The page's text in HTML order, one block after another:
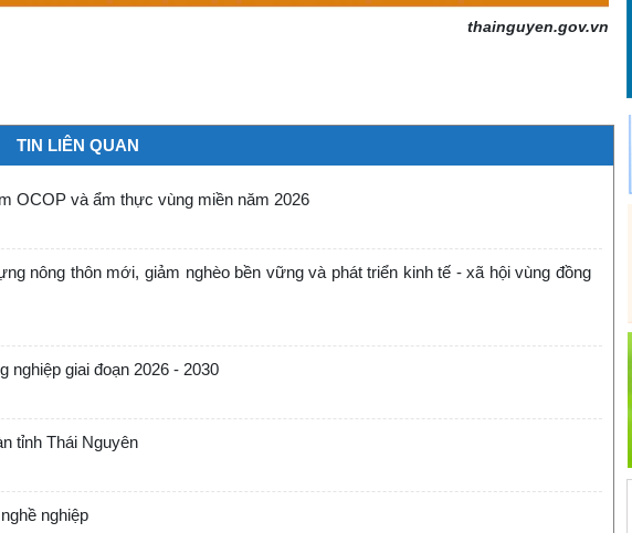
thainguyen.gov.vn
TIN LIÊN QUAN
OCOP và ẩm thực vùng miền năm 2026
nông thôn mới, giảm nghèo bền vững và phát triển kinh tế - xã hội vùng đồng
nghiệp giai đoạn 2026 - 2030
tỉnh Thái Nguyên
nghiệp